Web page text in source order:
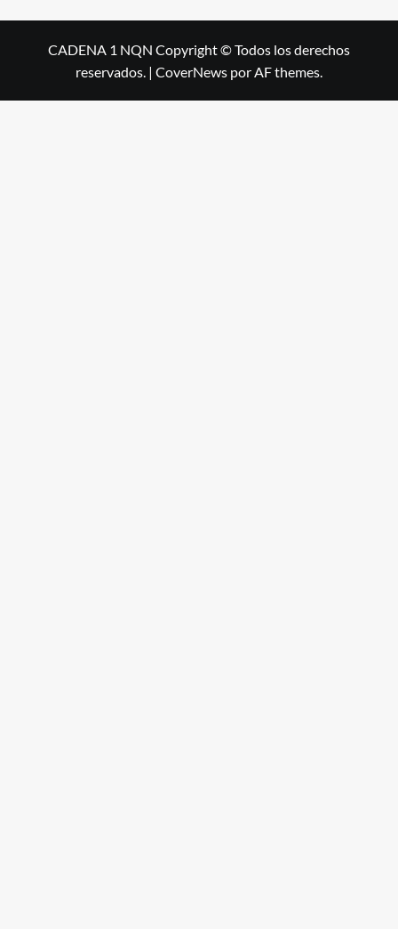
CADENA 1 NQN Copyright © Todos los derechos
reservados. | CoverNews por AF themes.